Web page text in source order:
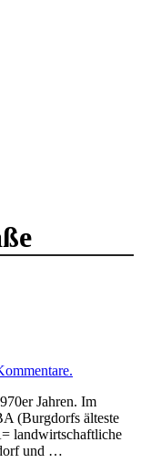
Jahren. Im
(Burgdorfs älteste
landwirtschaftliche
und …